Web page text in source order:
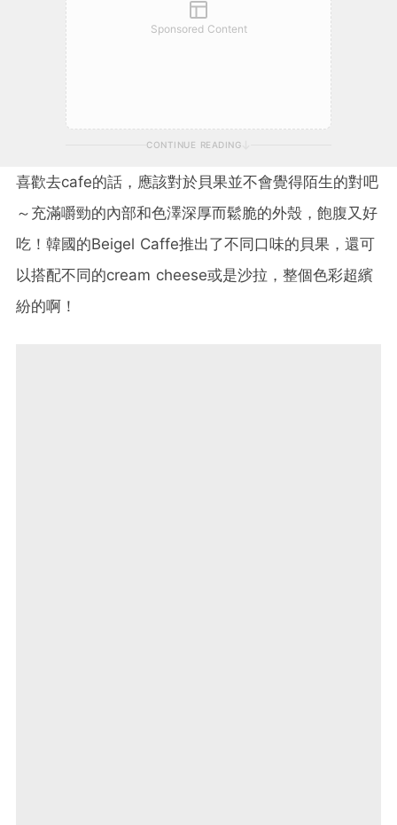
Sponsored Content
CONTINUE READING
喜歡去cafe的話，應該對於貝果並不會覺得陌生的對吧
～充滿嚼勁的內部和色澤深厚而鬆脆的外殼，飽腹又好
吃！韓國的Beigel Caffe推出了不同口味的貝果，還可
以搭配不同的cream cheese或是沙拉，整個色彩超繽
紛的啊！